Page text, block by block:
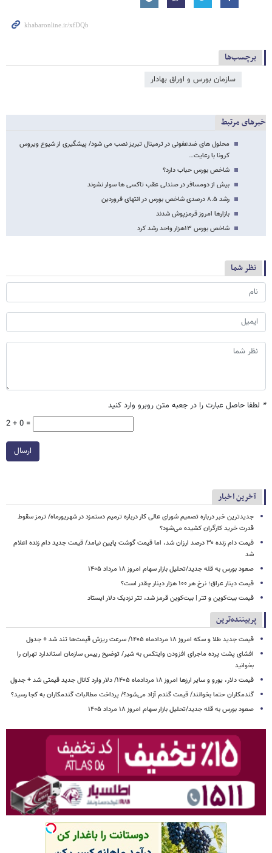
برچسب‌ها
سازمان بورس و اوراق بهادار
خبرهای مرتبط
محلول های ضدعفونی در ترمینال تبریز نصب می شود/ پیشگیری از شیوع ویروس
کرونا با رعایت…
شاخص بورس حباب دارد؟
بیش از دومسافر در صندلی عقب تاکسی ها سوار نشوند
رشد ۸.۵ درصدی شاخص بورس در انتهای فروردین
بازارها امروز قرمزپوش شدند
شاخص بورس ۱۳هزار واحد رشد کرد
نظر شما
* لطفا حاصل عبارت را در جعبه متن روبرو وارد کنید
2 + 0 =
ارسال
آخرین اخبار
جدیدترین خبر درباره تصمیم شورای عالی کار درباره ترمیم دستمزد در شهریورماه/ ترمز سقوط
قدرت خرید کارگران کشیده می‌شود؟
قیمت دام زنده ۳۰ درصد ارزان شد، اما قیمت گوشت پایین نیامد/ قیمت جدید دام زنده اعلام
شد
صعود بورس به قله جدید/تحلیل بازار سهام امروز ۱۸ مرداد ۱۴۰۵
قیمت دینار عراق؛ نرخ هر ۱۰۰ هزار دینار چقدر است؟
قیمت بیت‌کوین و تتر | بیت‌کوین قرمز شد، تتر نزدیک دلار ایستاد
پربیننده‌ترین
قیمت جدید طلا و سکه امروز ۱۸ مردادماه ۱۴۰۵/ سرعت ریزش قیمت‌ها تند شد + جدول
افشای پشت پرده ماجرای افزودن وایتکس به شیر/ توضیح رییس سازمان استاندارد تهران را
بخوانید
قیمت دلار، یورو و سایر ارزها امروز ۱۸ مردادماه ۱۴۰۵/ دلار وارد کانال جدید قیمتی شد + جدول
گندمکاران حتما بخوانند/ قیمت گندم آزاد می‌شود؟/ پرداخت مطالبات گندمکاران به کجا رسید؟
صعود بورس به قله جدید/تحلیل بازار سهام امروز ۱۸ مرداد ۱۴۰۵